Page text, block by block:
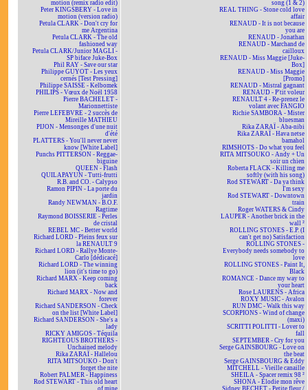
motion (remix radio edit)
Peter KINGSBERY - Love in
motion (version radio)
Petula CLARK - Don't cry for
me Argentina
Petula CLARK - The old
fashioned way
Petula CLARK/Junior MAGLI -
SP biface Juke-Box
Phil RAY - Save our star
Philippe GUYOT - Les yeux
cernés [Test Pressing]
Philippe SAISSE - Kelbomek
PHILIPS - Vœux de Noël 1958
Pierre BACHELET -
Marionnettiste
Pierre LEFEBVRE - 2 succès de
Mireille MATHIEU
PIJON - Mensonges d'une nuit
d'été
PLATTERS - You'll never never
know [White Label]
Punchs PITTERSON - Reggae-
biguine
QUEEN - Flash
QUILAPAYUN - Tutti-frutti
R.B. and CO. - Calypso
Ramon PIPIN - La porte du
jardin
Randy NEWMAN - B.O.F.
Ragtime
Raymond BOISSERIE - Perles
de cristal
REBEL MC - Better world
Richard LORD - Pleins feux sur
la RENAULT 9
Richard LORD - Rallye Monte-
Carlo [dédicacé]
Richard LORD - The winning
lion (it's time to go)
Richard MARX - Keep coming
back
Richard MARX - Now and
forever
Richard SANDERSON - Check
on the list [White Label]
Richard SANDERSON - She's a
lady
RICKY AMIGOS - Téquila
RIGHTEOUS BROTHERS -
Unchained melody
Rika ZARAÏ - Hallelou
RITA MITSOUKO - Don't
forget the nite
Robert PALMER - Happiness
Rod STEWART - This old heart
of mine
song (1 & 2)
REAL THING - Stone cold love
affair
RENAUD - It is not because
you are
RENAUD - Jonathan
RENAUD - Marchand de
cailloux
RENAUD - Miss Maggie [Juke-
Box]
RENAUD - Miss Maggie
[Promo]
RENAUD - Mistral gagnant
RENAUD - P'tit voleur
RENAULT 4 - Re-prenez le
volant avec FANGIO
Richie SAMBORA - Mister
bluesman
Rika ZARAÏ - Aba-nibi
Rika ZARAÏ - Hava netse
bamahol
RIMSHOTS - Do what you feel
RITA MITSOUKO - Andy + Un
soir un chien
Roberta FLACK - Killing me
softly (with his song)
Rod STEWART - Da ya think
I'm sexy
Rod STEWART - Downtown
train
Roger WATERS & Cindy
LAUPER - Another brick in the
wall ²
ROLLING STONES - E.P. (I
can't get no) Satisfaction
ROLLING STONES -
Everybody needs somebody to
love
ROLLING STONES - Paint It,
Black
ROMANCE - Dance my way to
your heart
Rose LAURENS - Africa
ROXY MUSIC - Avalon
RUN DMC - Walk this way
SCORPIONS - Wind of change
(maxi)
SCRITTI POLITTI - Lover to
fall
SEPTEMBER - Cry for you
Serge GAINSBOURG - Love on
the beat
Serge GAINSBOURG & Eddy
MITCHELL - Vieille canaille
SHEILA - Spacer remix 98 ²
SHONA - Elodie mon rêve
Sidney BECHET - Petite fleur /